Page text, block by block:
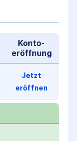
Konto­
eröffnung
Jetzt
eröffnen